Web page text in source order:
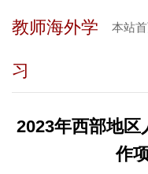
本站
教师海外学
习
2023年西部地区
作